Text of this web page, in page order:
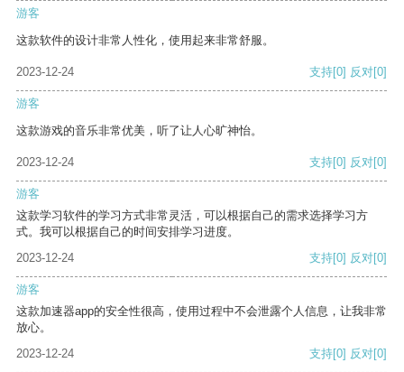
游客
这款软件的设计非常人性化，使用起来非常舒服。
2023-12-24 支持[0] 反对[0]
游客
这款游戏的音乐非常优美，听了让人心旷神怡。
2023-12-24 支持[0] 反对[0]
游客
这款学习软件的学习方式非常灵活，可以根据自己的需求选择学习方
式。我可以根据自己的时间安排学习进度。
2023-12-24
支持[0] 反对[0]
游客
这款加速器app的安全性很高，使用过程中不会泄露个人信息，让我非常
放心。
2023-12-24
支持[0] 反对[0]